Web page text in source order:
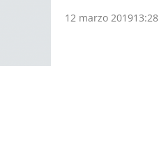
12 marzo 201913:28